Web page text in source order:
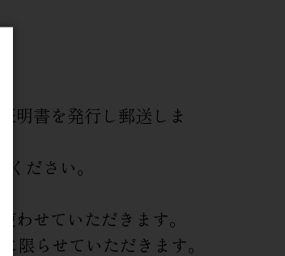
明書を発行し郵送しま
ださい。
せていただきます。
限らせていただきます。